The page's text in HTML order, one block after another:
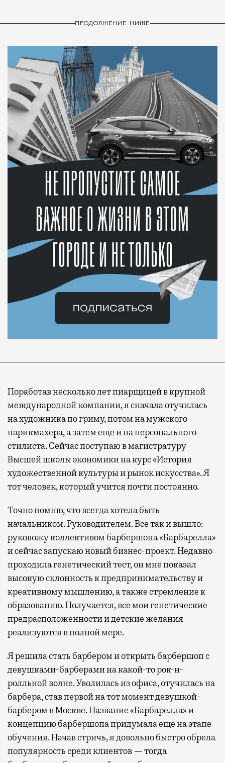
ПРОДОЛЖЕНИЕ НИЖЕ
Поработав несколько лет пиарщицей в крупной
международной компании, я сначала отучилась
на художника по гриму, потом на мужского
парикмахера, а затем еще и на персонального
стилиста. Сейчас поступаю в магистратуру
Высшей школы экономики на курс «История
художественной культуры и рынок искусства». Я
тот человек, который учится почти постоянно.
Точно помню, что всегда хотела быть
начальником. Руководителем. Все так и вышло:
руковожу коллективом барбершопа «Барбарелла»
и сейчас запускаю новый бизнес-проект. Недавно
проходила генетический тест, он мне показал
высокую склонность к предпринимательству и
креативному мышлению, а также стремление к
образованию. Получается, все мои генетические
предрасположенности и детские желания
реализуются в полной мере.
Я решила стать барбером и открыть барбершоп с
девушками-барберами на какой-то рок-н-
ролльной волне. Уволилась из офиса, отучилась на
барбера, став первой на тот момент девушкой-
барбером в Москве. Название «Барбарелла» и
концепцию барбершопа придумала еще на этапе
обучения. Начав стричь, я довольно быстро обрела
популярность среди клиентов — тогда